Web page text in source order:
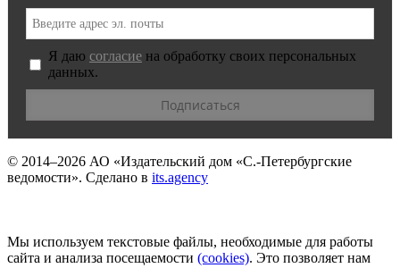
Я даю согласие на обработку своих персональных
данных.
© 2014–2026 АО «Издательский дом «С.-Петербургские
ведомости». Сделано в its.agency
Мы используем текстовые файлы, необходимые для работы
сайта и анализа посещаемости (сookies). Это позволяет нам